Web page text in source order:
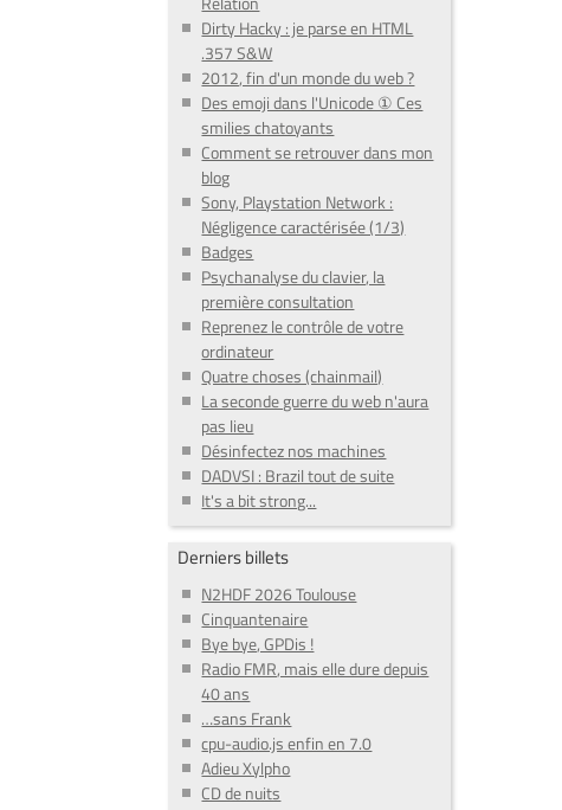
Dirty Hacky : je parse en HTML
.357 S&W
2012, fin d'un monde du web ?
Des emoji dans l'Unicode ① Ces
smilies chatoyants
Comment se retrouver dans mon
blog
Sony, Playstation Network :
Négligence caractérisée (1/3)
Badges
Psychanalyse du clavier, la
première consultation
Reprenez le contrôle de votre
ordinateur
Quatre choses (chainmail)
La seconde guerre du web n'aura
pas lieu
Désinfectez nos machines
DADVSI : Brazil tout de suite
It's a bit strong...
Derniers billets
N2HDF 2026 Toulouse
Cinquantenaire
Bye bye, GPDis !
Radio FMR, mais elle dure depuis
40 ans
…sans Frank
cpu-audio.js enfin en 7.0
Adieu Xylpho
CD de nuits